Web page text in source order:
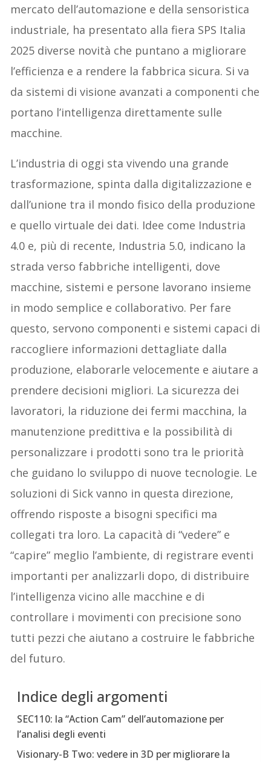
mercato dell’automazione e della sensoristica
industriale, ha presentato alla fiera SPS Italia
2025 diverse novità che puntano a migliorare
l’efficienza e a rendere la fabbrica sicura. Si va
da sistemi di visione avanzati a componenti che
portano l’intelligenza direttamente sulle
macchine.
L’industria di oggi sta vivendo una grande
trasformazione, spinta dalla digitalizzazione e
dall’unione tra il mondo fisico della produzione
e quello virtuale dei dati. Idee come Industria
4.0 e, più di recente, Industria 5.0, indicano la
strada verso fabbriche intelligenti, dove
macchine, sistemi e persone lavorano insieme
in modo semplice e collaborativo. Per fare
questo, servono componenti e sistemi capaci di
raccogliere informazioni dettagliate dalla
produzione, elaborarle velocemente e aiutare a
prendere decisioni migliori. La sicurezza dei
lavoratori, la riduzione dei fermi macchina, la
manutenzione predittiva e la possibilità di
personalizzare i prodotti sono tra le priorità
che guidano lo sviluppo di nuove tecnologie. Le
soluzioni di Sick vanno in questa direzione,
offrendo risposte a bisogni specifici ma
collegati tra loro. La capacità di “vedere” e
“capire” meglio l’ambiente, di registrare eventi
importanti per analizzarli dopo, di distribuire
l’intelligenza vicino alle macchine e di
controllare i movimenti con precisione sono
tutti pezzi che aiutano a costruire le fabbriche
del futuro.
Indice degli argomenti
SEC110: la “Action Cam” dell’automazione per
l’analisi degli eventi
Visionary-B Two: vedere in 3D per migliorare la